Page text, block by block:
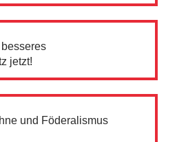
jetzt!
und Föderalismus